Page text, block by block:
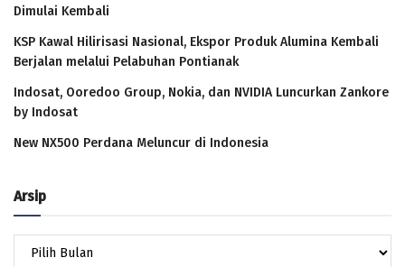
Dimulai Kembali
KSP Kawal Hilirisasi Nasional, Ekspor Produk Alumina Kembali
Berjalan melalui Pelabuhan Pontianak
Indosat, Ooredoo Group, Nokia, dan NVIDIA Luncurkan Zankore
by Indosat
New NX500 Perdana Meluncur di Indonesia
Arsip